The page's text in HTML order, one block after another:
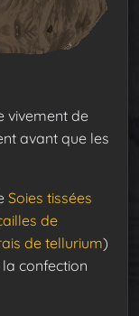
vivement de
avant que les
Soies tissées
de
de tellurium)
confection